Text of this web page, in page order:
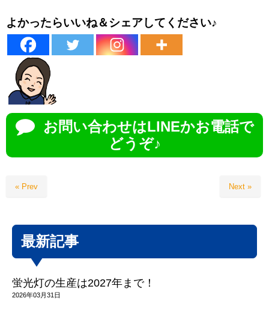
よかったらいいね＆シェアしてください♪
お問い合わせはLINEかお電話で
どうぞ♪
« Prev Next »
最新記事
蛍光灯の生産は2027年まで！
2026年03月31日